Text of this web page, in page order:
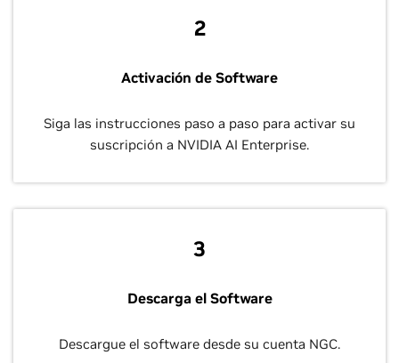
2
Activación de Software
Siga las instrucciones paso a paso para activar su
suscripción a NVIDIA AI Enterprise.
3
Descarga el Software
Descargue el software desde su cuenta NGC.